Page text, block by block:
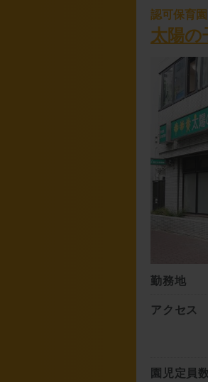
認可保育園
太陽の
勤務地
アクセス
園児定員